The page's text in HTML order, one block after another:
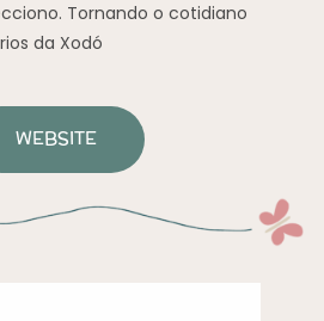
Tornando o cotidiano
da Xodó
WEBSITE